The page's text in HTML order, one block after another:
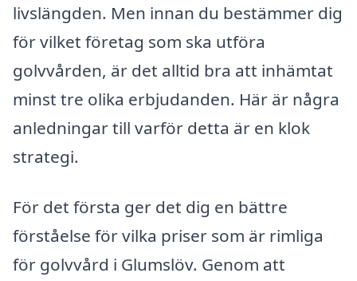
livslängden. Men innan du bestämmer dig
för vilket företag som ska utföra
golvvården, är det alltid bra att inhämtat
minst tre olika erbjudanden. Här är några
anledningar till varför detta är en klok
strategi.
För det första ger det dig en bättre
förståelse för vilka priser som är rimliga
för golvvård i Glumslöv. Genom att